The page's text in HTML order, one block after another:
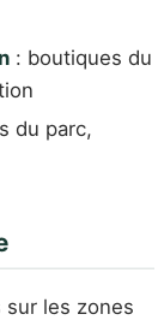
: boutiques du
du parc,
les zones